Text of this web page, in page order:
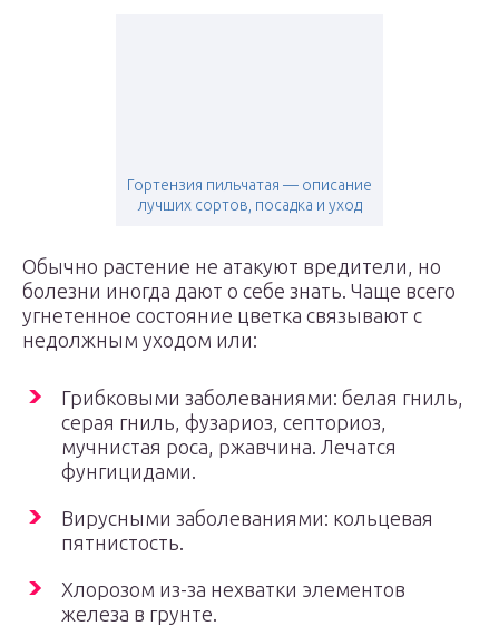
Гортензия пильчатая — описание
лучших сортов, посадка и уход
Обычно растение не атакуют вредители, но
болезни иногда дают о себе знать. Чаще всего
угнетенное состояние цветка связывают с
недолжным уходом или:
Грибковыми заболеваниями: белая гниль,
серая гниль, фузариоз, септориоз,
мучнистая роса, ржавчина. Лечатся
фунгицидами.
Вирусными заболеваниями: кольцевая
пятнистость.
Хлорозом из-за нехватки элементов
железа в грунте.